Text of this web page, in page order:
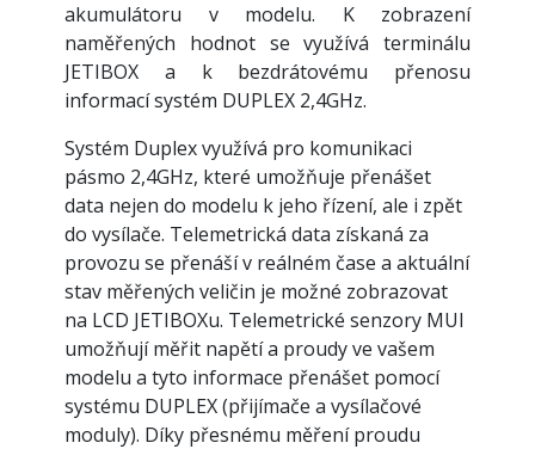
akumulátoru v modelu. K zobrazení
naměřených hodnot se využívá terminálu
JETIBOX a k bezdrátovému přenosu
informací systém DUPLEX 2,4GHz.
Systém Duplex využívá pro komunikaci
pásmo 2,4GHz, které umožňuje přenášet
data nejen do modelu k jeho řízení, ale i zpět
do vysílače. Telemetrická data získaná za
provozu se přenáší v reálném čase a aktuální
stav měřených veličin je možné zobrazovat
na LCD JETIBOXu. Telemetrické senzory MUI
umožňují měřit napětí a proudy ve vašem
modelu a tyto informace přenášet pomocí
systému DUPLEX (přijímače a vysílačové
moduly). Díky přesnému měření proudu